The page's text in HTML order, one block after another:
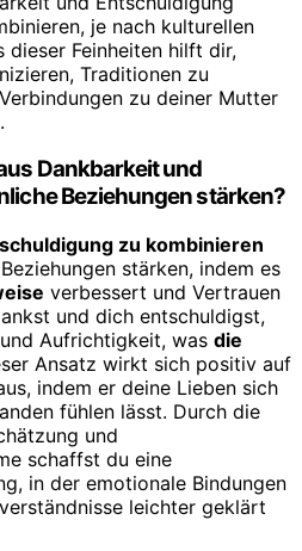
je nach kulturellen
dieser Feinheiten hilft dir,
Traditionen zu
zu deiner Mutter
Dankbarkeit und
Beziehungen stärken?
zu kombinieren
stärken, indem es
verbessert und Vertrauen
und dich entschuldigst,
Aufrichtigkeit, was die
Ansatz wirkt sich positiv auf
indem er deine Lieben sich
fühlen lässt. Durch die
und
schaffst du eine
in der emotionale Bindungen
leichter geklärt